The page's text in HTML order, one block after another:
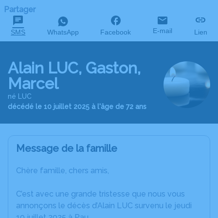
Partager
SMS WhatsApp Facebook E-mail Lien
Alain LUC, Gaston,
Marcel
né LUC
décédé le 10 juillet 2025 à l'âge de 72 ans
Message de la famille
Chère famille, chers amis,
C’est avec une grande tristesse que nous vous
annonçons le décès d’Alain LUC survenu le jeudi